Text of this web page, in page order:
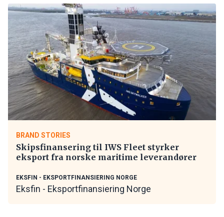
BRAND STORIES
Skipsfinansering til IWS Fleet styrker
eksport fra norske maritime leverandører
EKSFIN - EKSPORTFINANSIERING NORGE
Eksfin - Eksportfinansiering Norge